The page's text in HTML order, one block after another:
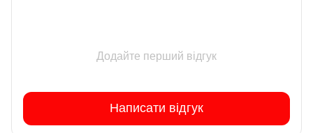
Додайте перший відгук
Написати відгук